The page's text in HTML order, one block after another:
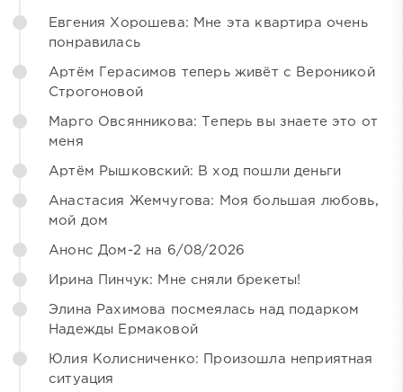
Евгения Хорошева: Мне эта квартира очень
понравилась
Артём Герасимов теперь живёт с Вероникой
Строгоновой
Марго Овсянникова: Теперь вы знаете это от
меня
Артём Рышковский: В ход пошли деньги
Анастасия Жемчугова: Моя большая любовь,
мой дом
Анонс Дом-2 на 6/08/2026
Ирина Пинчук: Мне сняли брекеты!
Элина Рахимова посмеялась над подарком
Надежды Ермаковой
Юлия Колисниченко: Произошла неприятная
ситуация